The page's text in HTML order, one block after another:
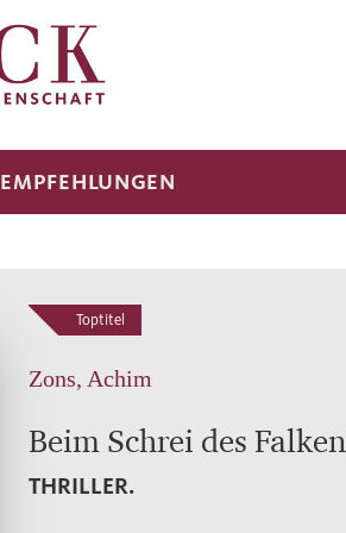
EMPFEHLUNGEN
Toptitel
Zons, Achim
Beim Schrei des Falken
THRILLER.